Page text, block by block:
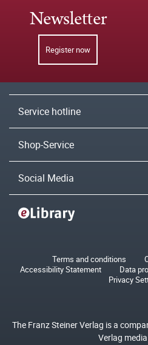
Newsletter
Register now
Service hotline
Shop-Service
Social Media
Terms and conditions
Accessibility Statement
Data
Privacy
The Franz Steiner Verlag is a
Verlag